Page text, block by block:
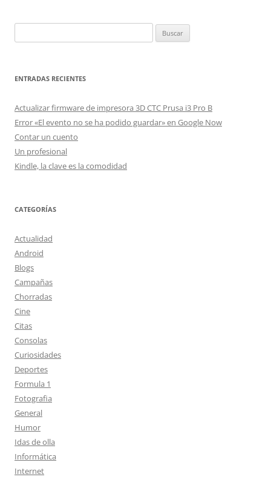
ENTRADAS RECIENTES
Actualizar firmware de impresora 3D CTC Prusa i3 Pro B
Error «El evento no se ha podido guardar» en Google Now
Contar un cuento
Un profesional
Kindle, la clave es la comodidad
CATEGORÍAS
Actualidad
Android
Blogs
Campañas
Chorradas
Cine
Citas
Consolas
Curiosidades
Deportes
Formula 1
Fotografia
General
Humor
Idas de olla
Informática
Internet